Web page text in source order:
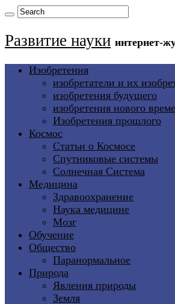
Развитие науки интернет-
Изобретения
изобретатели и их
изобретения будущего
изобретения нового
Изобретения прошлого
Космос
Статьи о Космосе
Спутниковые системы
Солнечная Система
Медицина
Здравоохранение
Наука медицине
Мозг
Обучение
Общество
Паранормальное
Природа
Явления природы
Земля